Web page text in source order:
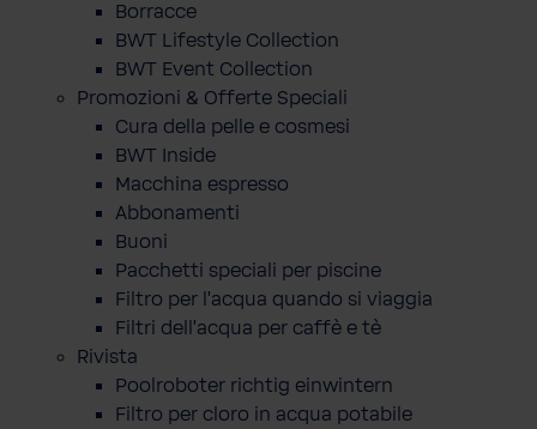
Borracce
BWT Lifestyle Collection
BWT Event Collection
Promozioni & Offerte Speciali
Cura della pelle e cosmesi
BWT Inside
Macchina espresso
Abbonamenti
Buoni
Pacchetti speciali per piscine
Filtro per l'acqua quando si viaggia
Filtri dell'acqua per caffè e tè
Rivista
Poolroboter richtig einwintern
Filtro per cloro in acqua potabile